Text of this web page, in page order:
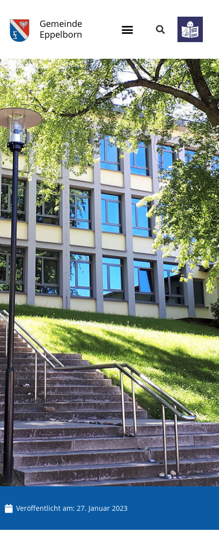
Gemeinde
Eppelborn
Veröffentlicht am: 27. Januar 2023